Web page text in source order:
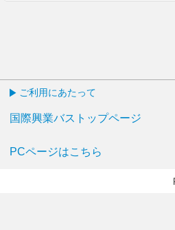
ご利用にあたって
国際興業バストップページ
PCページはこちら